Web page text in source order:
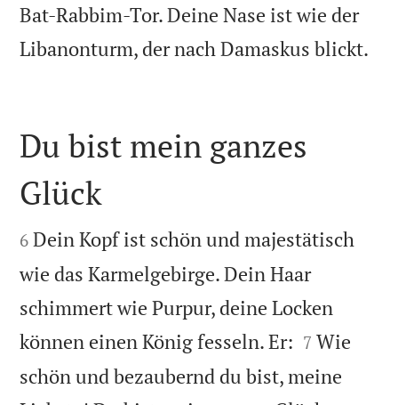
Bat-Rabbim-Tor. Deine Nase ist wie der
Libanonturm, der nach Damaskus blickt.

Du bist mein ganzes
Glück

6 Dein Kopf ist schön und majestätisch
wie das Karmelgebirge. Dein Haar
schimmert wie Purpur, deine Locken
können einen König fesseln. Er: 

7 Wie
schön und bezaubernd du bist, meine